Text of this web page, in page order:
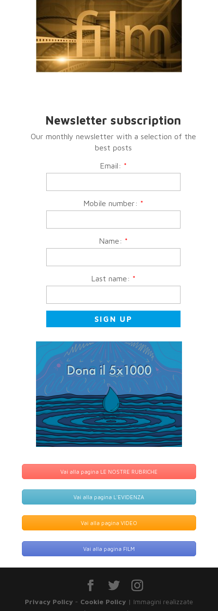
Newsletter subscription
Our monthly newsletter with a selection of the
best posts
Email: *
Mobile number: *
Name: *
Last name: *
Vai alla pagina LE NOSTRE RUBRICHE
Vai alla pagina L'EVIDENZA
Vai alla pagina VIDEO
Vai alla pagina FILM
Privacy Policy- Cookie Policy| Immagini realizzate